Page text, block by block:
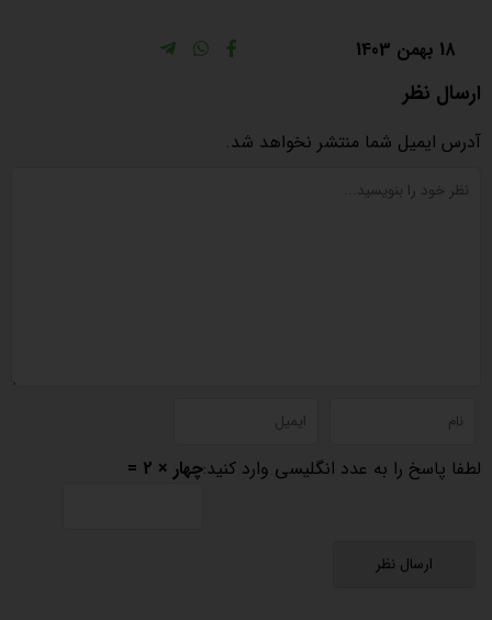
18 بهمن 1403
ارسال نظر
آدرس ایمیل شما منتشر نخواهد شد.
لطفا پاسخ را به عدد انگلیسی وارد کنید:چهار × 2 =